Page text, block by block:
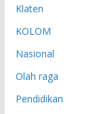
Klaten
KOLOM
Nasional
Olah raga
Pendidikan